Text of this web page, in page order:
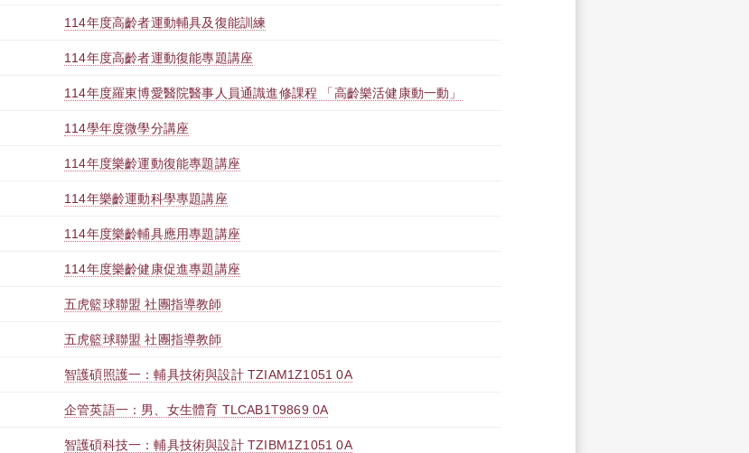
114年度高齡者運動輔具及復能訓練
114年度高齡者運動復能專題講座
114年度羅東博愛醫院醫事人員通識進修課程 「高齡樂活健康動一動」
114學年度微學分講座
114年度樂齡運動復能專題講座
114年樂齡運動科學專題講座
114年度樂齡輔具應用專題講座
114年度樂齡健康促進專題講座
五虎籃球聯盟 社團指導教師
五虎籃球聯盟 社團指導教師
智護碩照護一：輔具技術與設計 TZIAM1Z1051 0A
企管英語一：男、女生體育 TLCAB1T9869 0A
智護碩科技一：輔具技術與設計 TZIBM1Z1051 0A